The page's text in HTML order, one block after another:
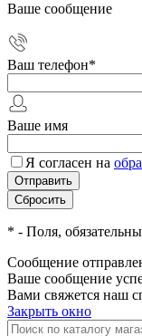
Ваше сообщение
Ваш телефон*
Ваше имя
Я согласен на
* - Поля,
Сообщение
Ваше сообщение
Вами свяжется наш
Закрыть окно